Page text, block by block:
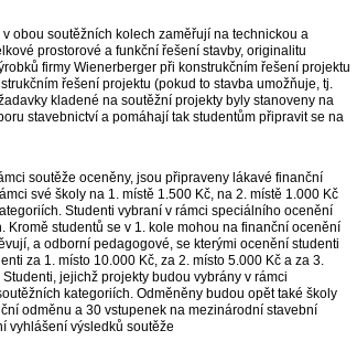
obou soutěžních kolech zaměřují na technickou a
prostorové a funkční řešení stavby, originalitu
firmy Wienerberger při konstrukčním řešení projektu
řešení projektu (pokud to stavba umožňuje, tj.
kladené na soutěžní projekty byly stanoveny na
stavebnictví a pomáhají tak studentům připravit se na
soutěže oceněny, jsou připraveny lákavé finanční
své školy na 1. místě 1.500 Kč, na 2. místě 1.000 Kč
Studenti vybraní v rámci speciálního ocenění
studentů se v 1. kole mohou na finanční ocenění
a odborní pedagogové, se kterými ocenění studenti
za 1. místo 10.000 Kč, za 2. místo 5.000 Kč a za 3.
jejichž projekty budou vybrány v rámci
kategoriích. Odměněny budou opět také školy
odměnu a 30 vstupenek na mezinárodní stavební
vyhlášení výsledků soutěže